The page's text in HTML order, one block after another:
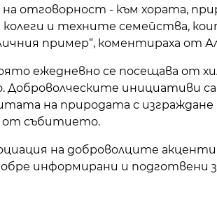
на отговорност - към хората,
и техните семейства,
пример“, коментираха от
ежедневно се посещава от
Доброволческите инициативи
на природата с изграждане
от събитието.
на доброволците
информирани и подготвени